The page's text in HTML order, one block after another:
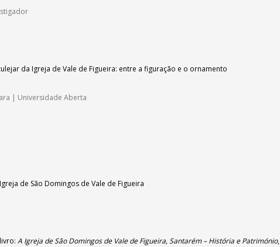
da Igreja de Vale de Figueira: entre a figuração e o ornamento
| Universidade Aberta
de São Domingos de Vale de Figueira
A Igreja de São Domingos de Vale de Figueira, Santarém – História e Património,